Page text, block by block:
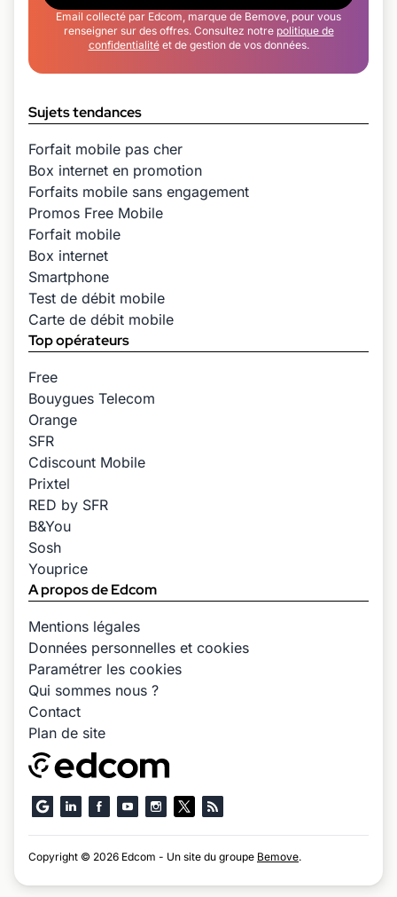
Email collecté par Edcom, marque de Bemove, pour vous
renseigner sur des offres. Consultez notre politique de
confidentialitéet de gestion de vos données.
Sujets tendances
Forfait mobile pas cher
Box internet en promotion
Forfaits mobile sans engagement
Promos Free Mobile
Forfait mobile
Box internet
Smartphone
Test de débit mobile
Carte de débit mobile
Top opérateurs
Free
Bouygues Telecom
Orange
SFR
Cdiscount Mobile
Prixtel
RED by SFR
B&You
Sosh
Youprice
A propos de Edcom
Mentions légales
Données personnelles et cookies
Paramétrer les cookies
Qui sommes nous ?
Contact
Plan de site
Copyright © 2026 Edcom - Un site du groupe Bemove.